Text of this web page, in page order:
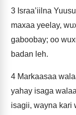
3 Israa’iilna
maxaa yeelay,
gaboobay; oo
badan leh.
4 Markaasaa
yahay isaga
isagii, wayna kari